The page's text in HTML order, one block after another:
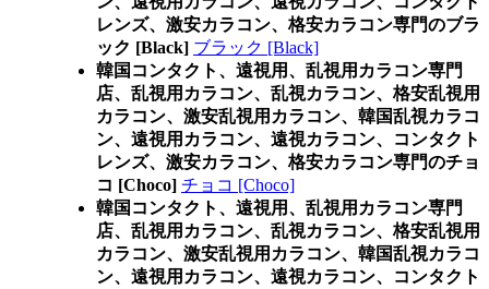
レンズ、激安カラコン、格安カラコン専門のブラ
ック [Black] ブラック [Black]
韓国コンタクト、遠視用、乱視用カラコン専門
店、乱視用カラコン、乱視カラコン、格安乱視用
カラコン、激安乱視用カラコン、韓国乱視カラコ
ン、遠視用カラコン、遠視カラコン、コンタクト
レンズ、激安カラコン、格安カラコン専門のチョ
コ [Choco] チョコ [Choco]
韓国コンタクト、遠視用、乱視用カラコン専門
店、乱視用カラコン、乱視カラコン、格安乱視用
カラコン、激安乱視用カラコン、韓国乱視カラコ
ン、遠視用カラコン、遠視カラコン、コンタクト